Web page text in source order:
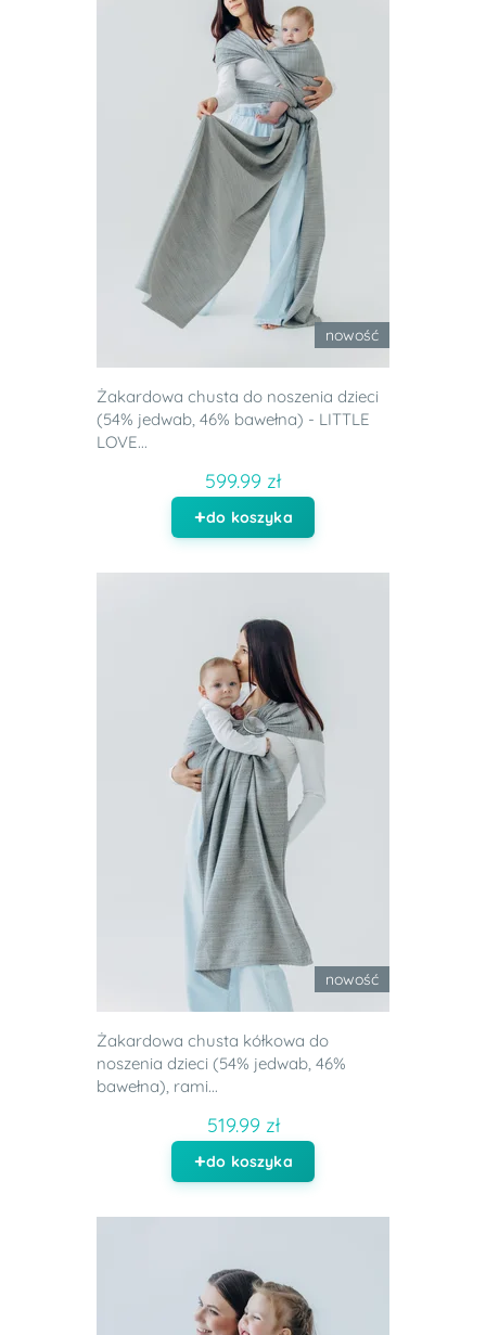
nowość
Żakardowa chusta do noszenia dzieci
(54% jedwab, 46% bawełna) - LITTLE
LOVE...
599.99 zł
do koszyka
nowość
Żakardowa chusta kółkowa do
noszenia dzieci (54% jedwab, 46%
bawełna), rami...
519.99 zł
do koszyka